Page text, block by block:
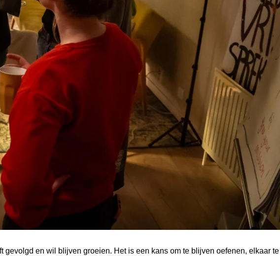
gevolgd en wil blijven groeien. Het is een kans om te blijven oefenen, elkaar te